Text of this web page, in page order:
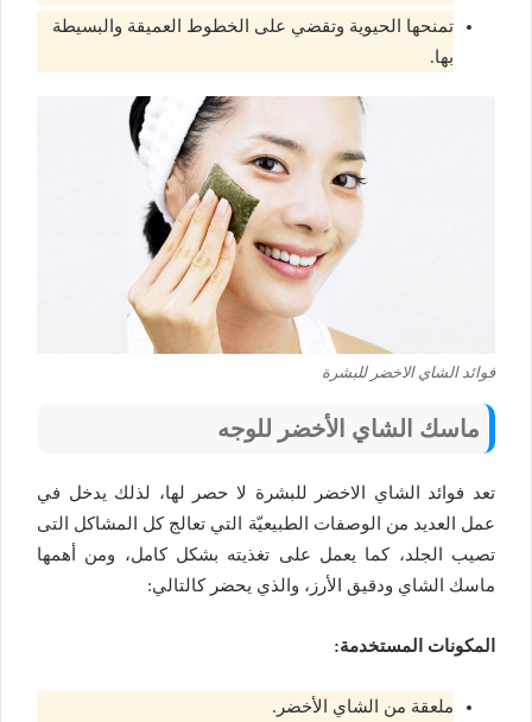
تمنحها الحيوية وتقضي على الخطوط العميقة والبسيطة
بها.
فوائد الشاي الاخضر للبشرة
ماسك الشاي الأخضر للوجه
تعد فوائد الشاي الاخضر للبشرة لا حصر لها، لذلك يدخل في
عمل العديد من الوصفات الطبيعيّة التي تعالج كل المشاكل التى
تصيب الجلد، كما يعمل على تغذيته بشكل كامل، ومن أهمها
ماسك الشاي ودقيق الأرز، والذي يحضر كالتالي:
المكونات المستخدمة:
ملعقة من الشاي الأخضر.